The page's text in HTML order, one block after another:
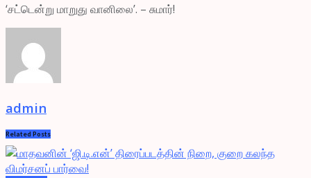
‘சட்டென்று மாறுது வானிலை’. – சுமார்!
admin
Related Posts